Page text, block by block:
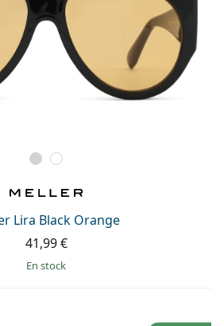
Lira Black Orange
41,99 €
en stock